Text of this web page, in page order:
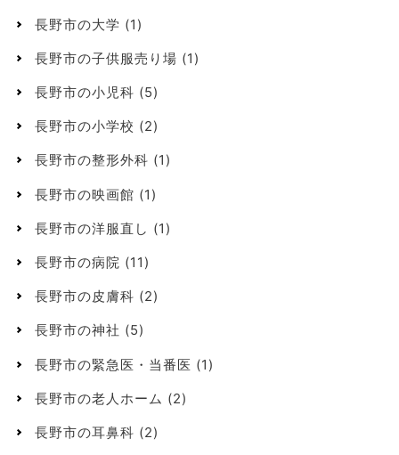
長野市の大学 (1)
長野市の子供服売り場 (1)
長野市の小児科 (5)
長野市の小学校 (2)
長野市の整形外科 (1)
長野市の映画館 (1)
長野市の洋服直し (1)
長野市の病院 (11)
長野市の皮膚科 (2)
長野市の神社 (5)
長野市の緊急医・当番医 (1)
長野市の老人ホーム (2)
長野市の耳鼻科 (2)